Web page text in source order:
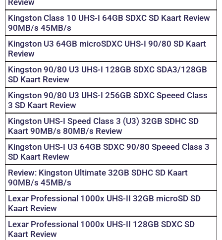
Review
Kingston Class 10 UHS-I 64GB SDXC SD Kaart Review
90MB/s 45MB/s
Kingston U3 64GB microSDXC UHS-I 90/80 SD Kaart
Review
Kingston 90/80 U3 UHS-I 128GB SDXC SDA3/128GB
SD Kaart Review
Kingston 90/80 U3 UHS-I 256GB SDXC Speeed Class
3 SD Kaart Review
Kingston UHS-I Speed Class 3 (U3) 32GB SDHC SD
Kaart 90MB/s 80MB/s Review
Kingston UHS-I U3 64GB SDXC 90/80 Speeed Class 3
SD Kaart Review
Review: Kingston Ultimate 32GB SDHC SD Kaart
90MB/s 45MB/s
Lexar Professional 1000x UHS-II 32GB microSD SD
Kaart Review
Lexar Professional 1000x UHS-II 128GB SDXC SD
Kaart Review